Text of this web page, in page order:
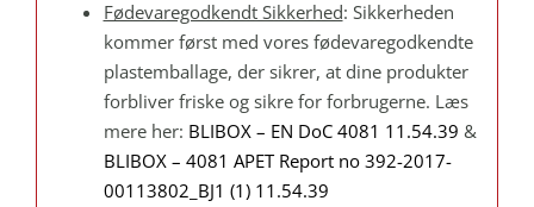
Fødevaregodkendt Sikkerhed: Sikkerheden
kommer først med vores fødevaregodkendte
plastemballage, der sikrer, at dine produkter
forbliver friske og sikre for forbrugerne. Læs
mere her: BLIBOX – EN DoC 4081 11.54.39 &
BLIBOX – 4081 APET Report no 392-2017-
00113802_BJ1 (1) 11.54.39